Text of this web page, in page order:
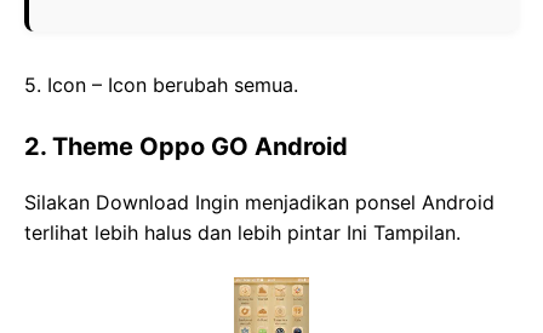
5. Icon – Icon berubah semua.
2. Theme Oppo GO Android
Silakan Download Ingin menjadikan ponsel Android
terlihat lebih halus dan lebih pintar Ini Tampilan.